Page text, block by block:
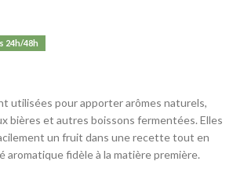
24h/48h
utilisées pour apporter arômes naturels,
bières et autres boissons fermentées. Elles
un fruit dans une recette tout en
fidèle à la matière première.